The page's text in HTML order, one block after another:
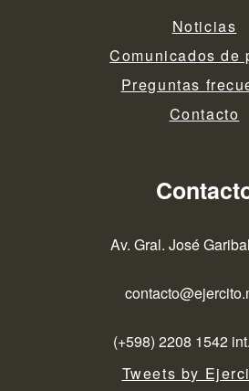
Noticias
Comunicados de
Preguntas
Contacto
Av. Gral. José
(+598) 2208 1542
Tweets by